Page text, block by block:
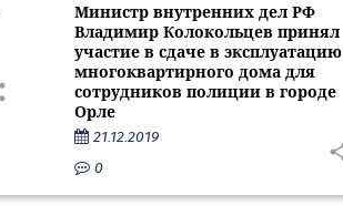
Министр внутренних дел РФ
Владимир Колокольцев принял
участие в сдаче в эксплуатацию
многоквартирного дома для
сотрудников полиции в городе
Орле
21.12.2019
0